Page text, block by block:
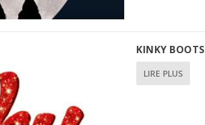
KINKY BOOTS
LIRE PLUS